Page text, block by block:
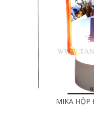
MIKA HỘP